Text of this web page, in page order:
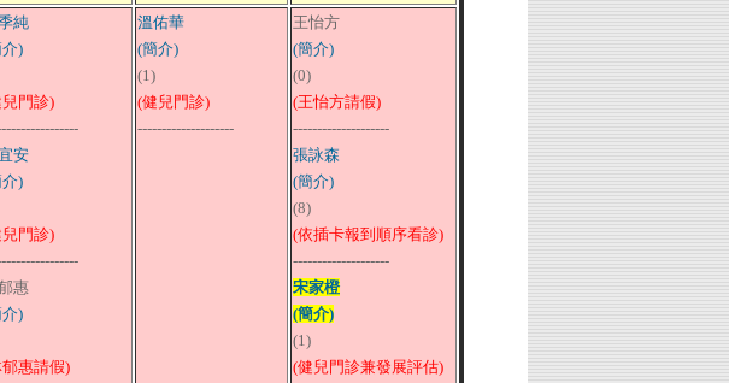
純
)
門診)
安
)
門診)
惠
)
惠請假)
溫佑華
(簡介)
(1)
(健兒門診)
--------------------
王怡方
(簡介)
(0)
(王怡方請假)
--------------------
張詠森
(簡介)
(8)
(依插卡報到順序看診)
--------------------
宋家橙
(簡介)
(1)
(健兒門診兼發展評估)